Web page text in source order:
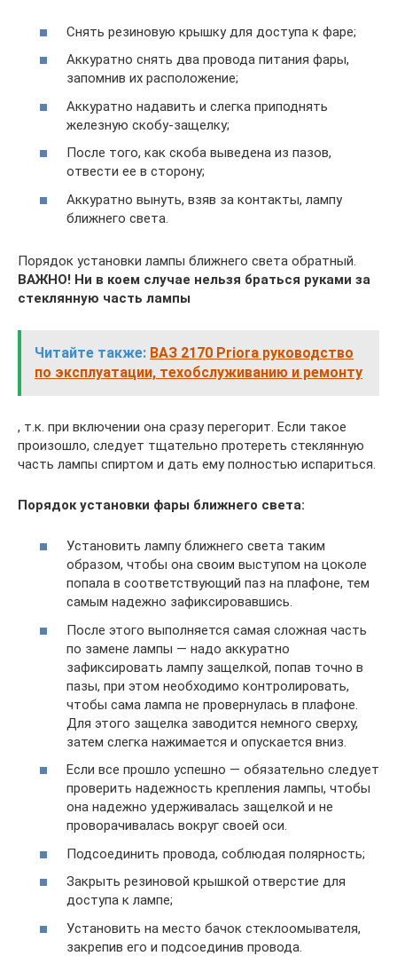
Снять резиновую крышку для доступа к фаре;
Аккуратно снять два провода питания фары,
запомнив их расположение;
Аккуратно надавить и слегка приподнять
железную скобу-защелку;
После того, как скоба выведена из пазов,
отвести ее в сторону;
Аккуратно вынуть, взяв за контакты, лампу
ближнего света.
Порядок установки лампы ближнего света обратный.
ВАЖНО! Ни в коем случае нельзя браться руками за
стеклянную часть лампы
Читайте также: ВАЗ 2170 Priora руководство
по эксплуатации, техобслуживанию и ремонту
, т.к. при включении она сразу перегорит. Если такое
произошло, следует тщательно протереть стеклянную
часть лампы спиртом и дать ему полностью испариться.
Порядок установки фары ближнего света:
Установить лампу ближнего света таким
образом, чтобы она своим выступом на цоколе
попала в соответствующий паз на плафоне, тем
самым надежно зафиксировавшись.
После этого выполняется самая сложная часть
по замене лампы — надо аккуратно
зафиксировать лампу защелкой, попав точно в
пазы, при этом необходимо контролировать,
чтобы сама лампа не провернулась в плафоне.
Для этого защелка заводится немного сверху,
затем слегка нажимается и опускается вниз.
Если все прошло успешно — обязательно следует
проверить надежность крепления лампы, чтобы
она надежно удерживалась защелкой и не
проворачивалась вокруг своей оси.
Подсоединить провода, соблюдая полярность;
Закрыть резиновой крышкой отверстие для
доступа к лампе;
Установить на место бачок стеклоомывателя,
закрепив его и подсоединив провода.